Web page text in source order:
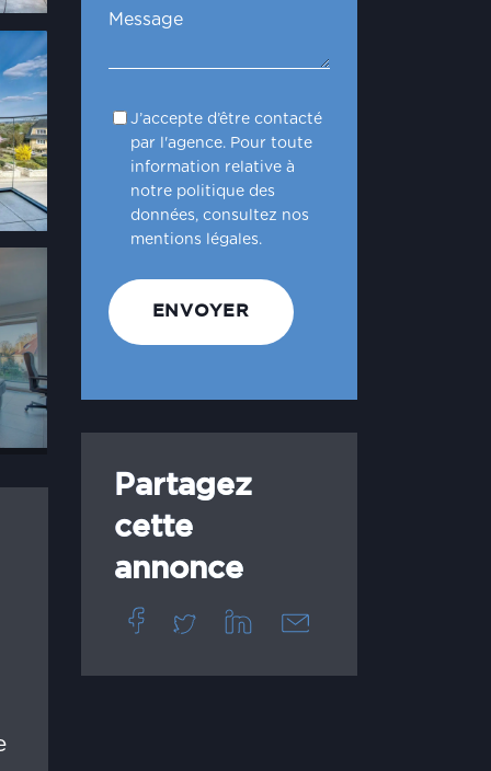
J’accepte d’être contacté
par l'agence. Pour toute
information relative à
notre politique des
données, consultez nos
mentions légales.
Partagez
cette
annonce